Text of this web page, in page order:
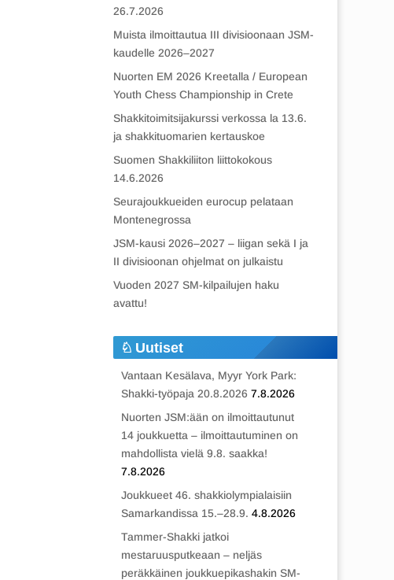
26.7.2026
Muista ilmoittautua III divisioonaan JSM-
kaudelle 2026–2027
Nuorten EM 2026 Kreetalla / European
Youth Chess Championship in Crete
Shakkitoimitsijakurssi verkossa la 13.6.
ja shakkituomarien kertauskoe
Suomen Shakkiliiton liittokokous
14.6.2026
Seurajoukkueiden eurocup pelataan
Montenegrossa
JSM-kausi 2026–2027 – liigan sekä I ja
II divisioonan ohjelmat on julkaistu
Vuoden 2027 SM-kilpailujen haku
avattu!
Uutiset
Vantaan Kesälava, Myyr York Park:
Shakki-työpaja 20.8.2026 7.8.2026
Nuorten JSM:ään on ilmoittautunut
14 joukkuetta – ilmoittautuminen on
mahdollista vielä 9.8. saakka!
7.8.2026
Joukkueet 46. shakkiolympialaisiin
Samarkandissa 15.–28.9. 4.8.2026
Tammer-Shakki jatkoi
mestaruusputkeaan – neljäs
peräkkäinen joukkuepikashakin SM-